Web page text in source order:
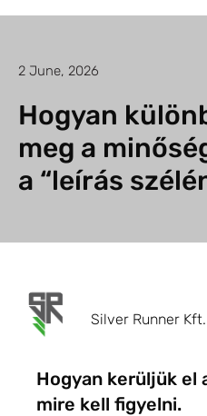
2 June, 2026
Hogyan
meg a
a “leírás
Silver Runner Kft.
Hogyan kerüljük el
mire kell figyelni.